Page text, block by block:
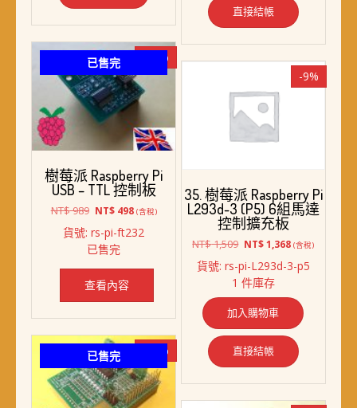
直接結帳
已售完 -50%
樹莓派 Raspberry Pi
USB – TTL 控制板
NT$989 原
價
格：
NT$ 989。
NT$498目
價
NT$ 498。
(含稅)
貨號: rs-pi-ft232
已售完
查看內容
-9%
35. 樹莓派 Raspberry Pi
L293d-3 (P5) 6組馬達
控制擴充板
NT$1,509 原
價
格：
NT$ 1,509。
NT$1,368目
價
NT$ 1,368。
(含稅)
貨號: rs-pi-L293d-3-p5
1 件庫存
加入購物車
直接結帳
已售完 -11%